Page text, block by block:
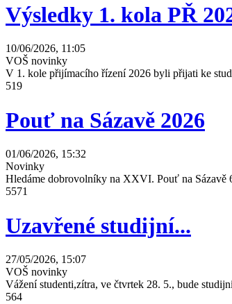
Výsledky 1. kola PŘ
10/06/2026, 11:05
VOŠ novinky
V 1. kole přijímacího řízení 2026 byli přijati ke
519
Pouť na Sázavě 2026
01/06/2026, 15:32
Novinky
Hledáme dobrovolníky na XXVI. Pouť na Sázavě
5571
Uzavřené studijní...
27/05/2026, 15:07
VOŠ novinky
Vážení studenti,zítra, ve čtvrtek 28. 5., bude
564